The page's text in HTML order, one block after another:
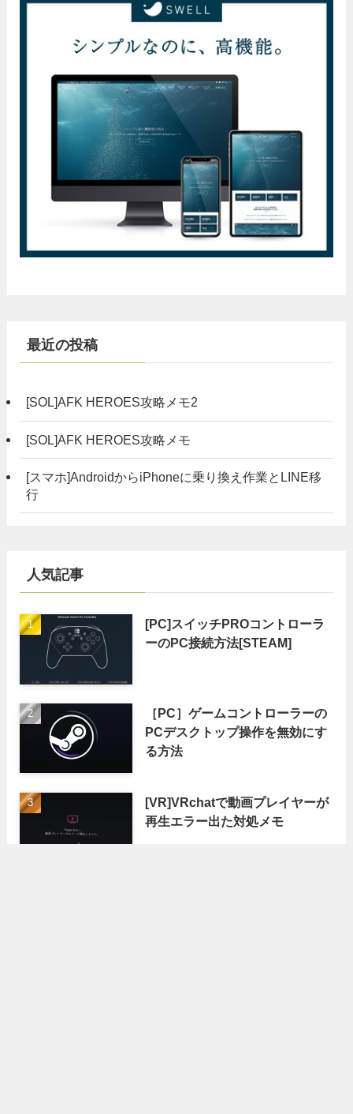
最近の投稿
[SOL]AFK HEROES攻略メモ2
[SOL]AFK HEROES攻略メモ
[スマホ]AndroidからiPhoneに乗り換え作業とLINE移
行
人気記事
[PC]スイッチPROコントローラ
ーのPC接続方法[STEAM]
［PC］ゲームコントローラーの
PCデスクトップ操作を無効にす
る方法
[VR]VRchatで動画プレイヤーが
再生エラー出た対処メモ